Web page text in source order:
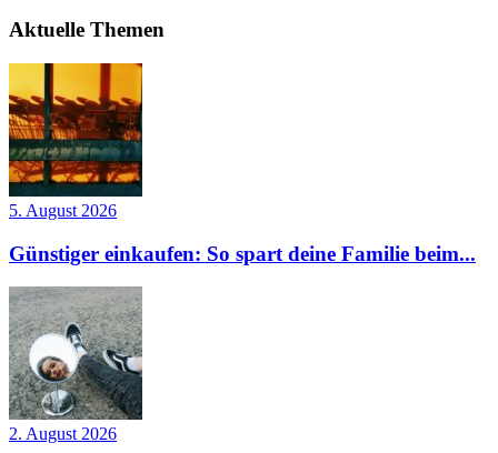
Aktuelle Themen
5. August 2026
Günstiger einkaufen: So spart deine Familie beim...
2. August 2026